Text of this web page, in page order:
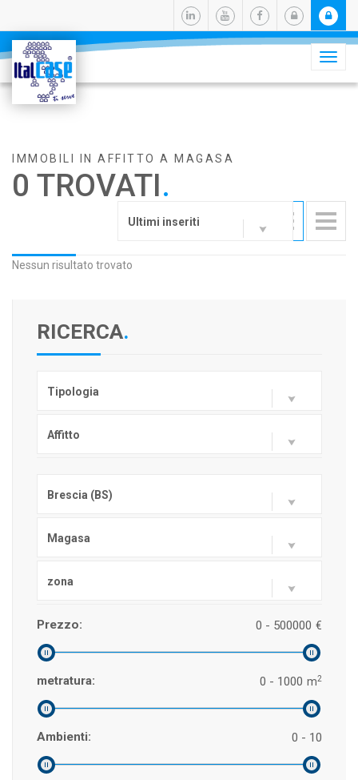
IMMOBILI IN AFFITTO A MAGASA
0 TROVATI.
Ultimi inseriti
Nessun risultato trovato
RICERCA.
Tipologia
Affitto
Brescia (BS)
Magasa
zona
Prezzo: €
0 - 500000
metratura: m2
0 - 1000
Ambienti: 0 - 10